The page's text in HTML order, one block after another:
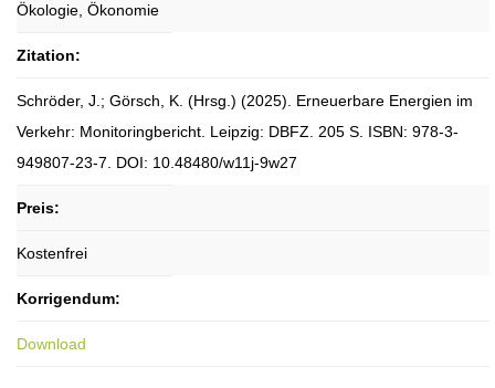
Ökologie, Ökonomie
Zitation:
Schröder, J.; Görsch, K. (Hrsg.) (2025). Erneuerbare Energien im
Verkehr: Monitoringbericht. Leipzig: DBFZ. 205 S. ISBN: 978-3-
949807-23-7. DOI: 10.48480/w11j-9w27
Preis:
Kostenfrei
Korrigendum:
Download